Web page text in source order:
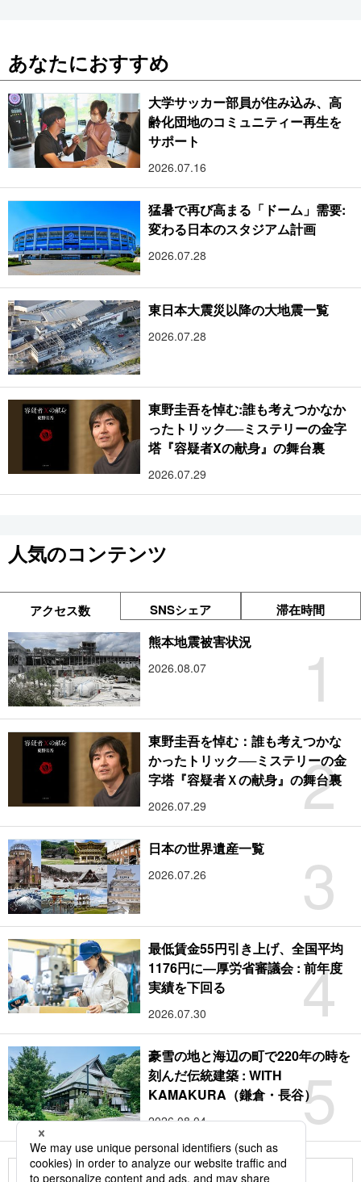
あなたにおすすめ
大学サッカー部員が住み込み、高
齢化団地のコミュニティー再生を
サポート
2026.07.16
猛暑で再び高まる「ドーム」需要:
変わる日本のスタジアム計画
2026.07.28
東日本大震災以降の大地震一覧
2026.07.28
東野圭吾を悼む:誰も考えつかなか
ったトリック──ミステリーの金字
塔『容疑者Xの献身』の舞台裏
2026.07.29
人気のコンテンツ
アクセス数 SNSシェア 滞在時間
1
熊本地震被害状況
2026.08.07
2
東野圭吾を悼む：誰も考えつかな
かったトリック──ミステリーの金
字塔『容疑者Ｘの献身』の舞台裏
2026.07.29
3
日本の世界遺産一覧
2026.07.26
4
最低賃金55円引き上げ、全国平均
1176円に―厚労省審議会 : 前年度
実績を下回る
2026.07.30
5
豪雪の地と海辺の町で220年の時を
刻んだ伝統建築 : WITH
KAMAKURA（鎌倉・長谷）
2026.08.04